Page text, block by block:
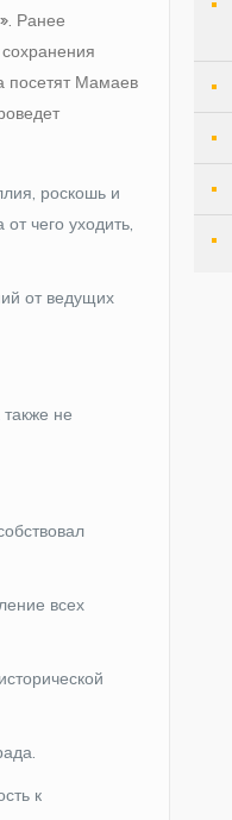
Ранее
посетят Мамаев
роскошь и
чего уходить,
от ведущих
не
всех
к